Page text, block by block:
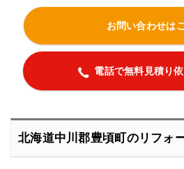
お問い合わせは
電話で無料見積り
北海道中川郡豊頃町のリフォ